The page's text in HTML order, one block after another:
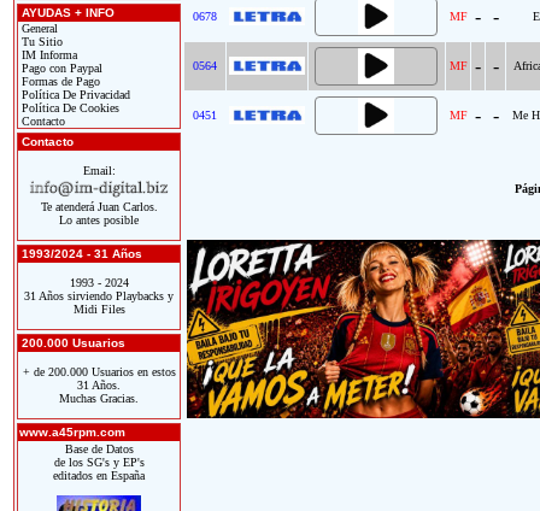
AYUDAS + INFO
General
Tu Sitio
IM Informa
Pago con Paypal
Formas de Pago
Política De Privacidad
Política De Cookies
Contacto
Contacto
Email:
Te atenderá Juan Carlos.
Lo antes posible
1993/2024 - 31 Años
1993 - 2024
31 Años sirviendo Playbacks y
Midi Files
200.000 Usuarios
+ de 200.000 Usuarios en estos
31 Años.
Muchas Gracias.
www.a45rpm.com
Base de Datos
de los SG's y EP's
editados en España
0678 MF - -
0564 MF - -
0451 MF - - Me